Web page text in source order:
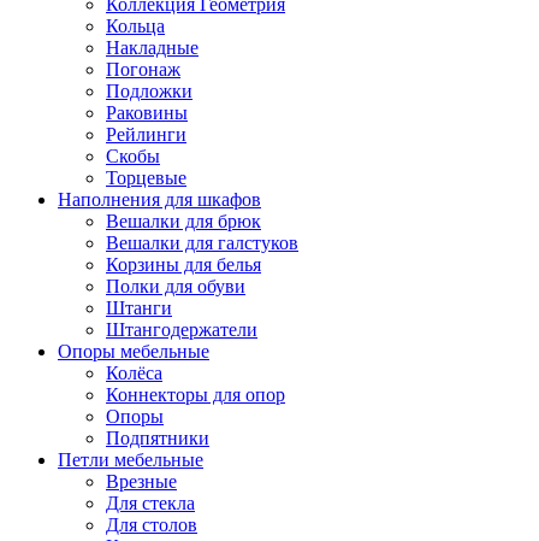
Кольца
Накладные
Погонаж
Подложки
Раковины
Рейлинги
Скобы
Торцевые
Наполнения для шкафов
Вешалки для брюк
Вешалки для галстуков
Корзины для белья
Полки для обуви
Штанги
Штангодержатели
Опоры мебельные
Колёса
Коннекторы для опор
Опоры
Подпятники
Петли мебельные
Врезные
Для стекла
Для столов